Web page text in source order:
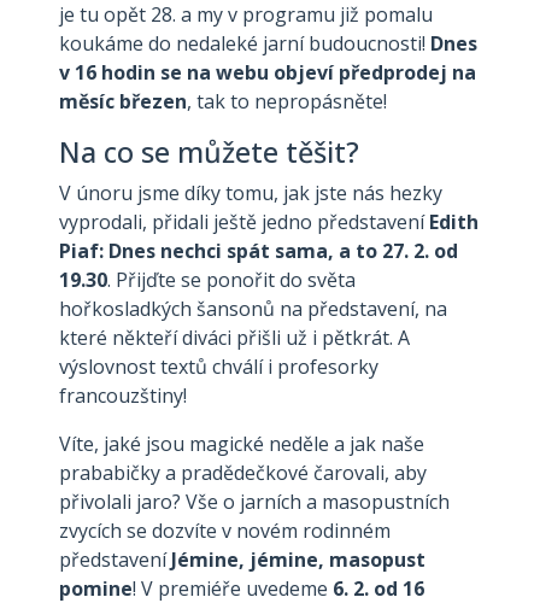
je tu opět 28. a my v programu již pomalu
koukáme do nedaleké jarní budoucnosti! Dnes
v 16 hodin se na webu objeví předprodej na
měsíc březen, tak to nepropásněte!
Na co se můžete těšit?
V únoru jsme díky tomu, jak jste nás hezky
vyprodali, přidali ještě jedno představeníEdith
Piaf: Dnes nechci spát sama, a to 27. 2. od
19.30. Přijďte se ponořit do světa
hořkosladkých šansonů na představení, na
které někteří diváci přišli už i pětkrát. A
výslovnost textů chválí i profesorky
francouzštiny!
Víte, jaké jsou magické neděle a jak naše
prababičky a pradědečkové čarovali, aby
přivolali jaro? Vše o jarních a masopustních
zvycích se dozvíte v novém rodinném
představeníJémine, jémine, masopust
pomine! V premiéře uvedeme 6. 2. od 16